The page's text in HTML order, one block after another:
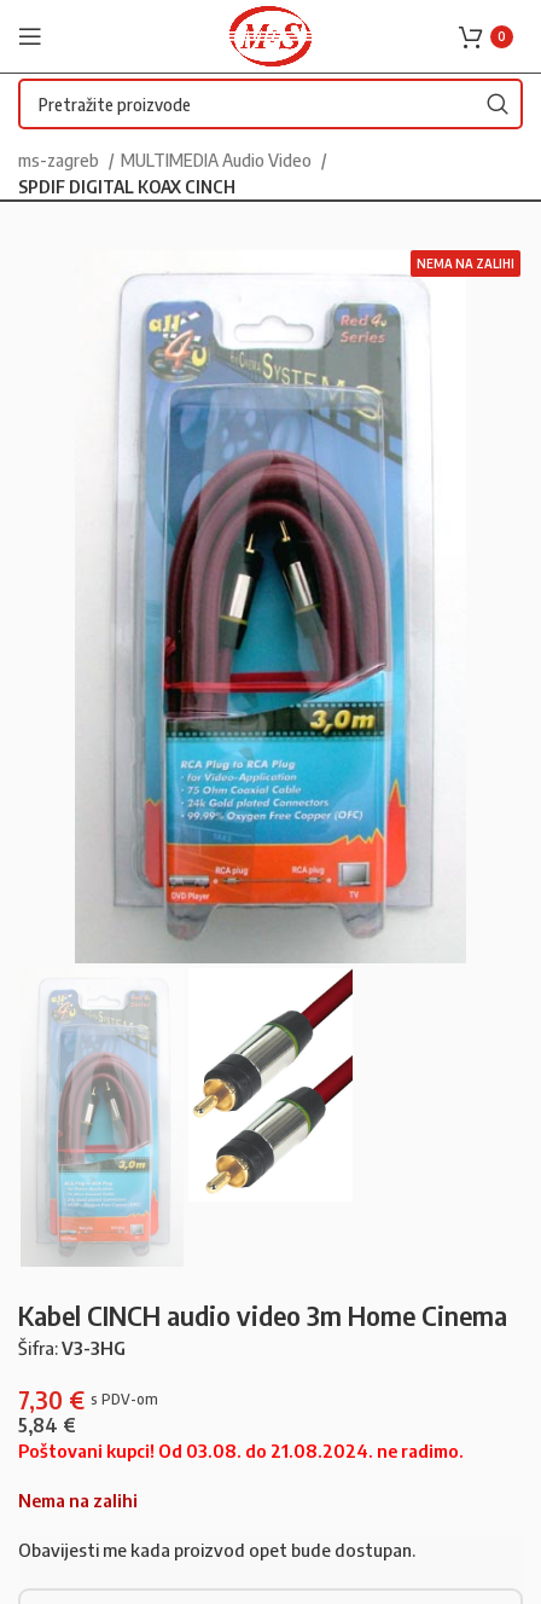
0
ms-zagreb
MULTIMEDIA Audio Video
SPDIF DIGITAL KOAX CINCH
NEMA NA ZALIHI
Kabel CINCH audio video 3m Home Cinema
Šifra:V3-3HG
7,30 €
5,84 €
Poštovani kupci! Od 03.08. do 21.08.2024. ne radimo.
Nema na zalihi
Obavijesti me kada proizvod opet bude dostupan.